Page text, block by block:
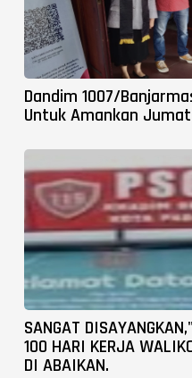
Dandim 1007/
Untuk Amankan
SANGAT
100 HARI KERJA
DI ABAIKAN.